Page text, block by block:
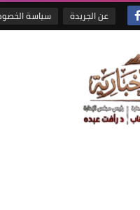
عن الجريدة سياسة